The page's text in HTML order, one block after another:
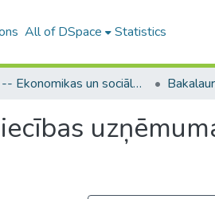
All of DSpace Statistics
A -- Ekonomikas un sociālo zinātņu fakultāte / Faculty of Economics and Social Sciences